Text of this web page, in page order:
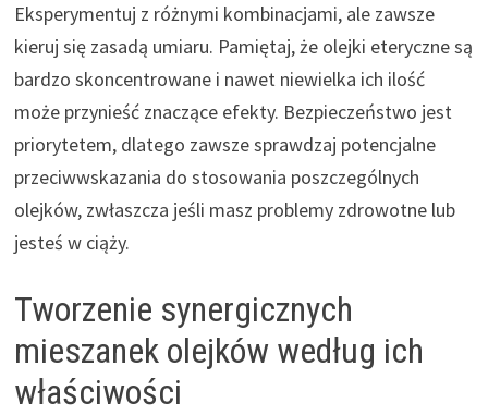
Eksperymentuj z różnymi kombinacjami, ale zawsze
kieruj się zasadą umiaru. Pamiętaj, że olejki eteryczne są
bardzo skoncentrowane i nawet niewielka ich ilość
może przynieść znaczące efekty. Bezpieczeństwo jest
priorytetem, dlatego zawsze sprawdzaj potencjalne
przeciwwskazania do stosowania poszczególnych
olejków, zwłaszcza jeśli masz problemy zdrowotne lub
jesteś w ciąży.
Tworzenie synergicznych
mieszanek olejków według ich
właściwości